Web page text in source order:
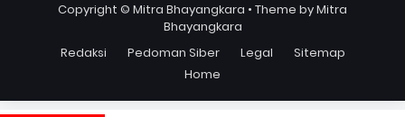
Copyright © Mitra Bhayangkara • Theme byMitra
Bhayangkara
Redaksi
Pedoman Siber Legal
Sitemap
Home